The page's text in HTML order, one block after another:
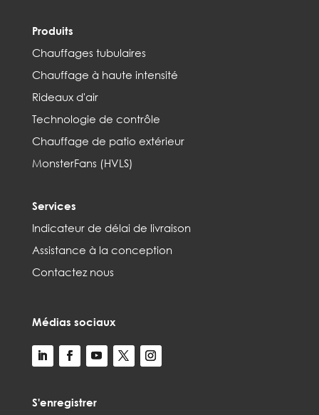
Produits
Chauffages tubulaires
Chauffage à haute intensité
Rideaux d'air
Technologie de contrôle
Chauffage de patio extérieur
MonsterFans (HVLS)
Services
Indicateur de délai de livraison
Assistance à la conception
Contactez nous
Médias sociaux
S'enregistrer